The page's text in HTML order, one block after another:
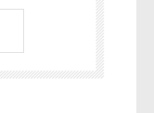
动态计量